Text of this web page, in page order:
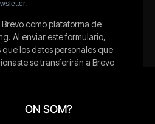
ON SOM?